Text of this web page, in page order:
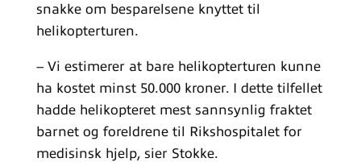
snakke om besparelsene knyttet til
helikopterturen.
– Vi estimerer at bare helikopterturen kunne
ha kostet minst 50.000 kroner. I dette tilfellet
hadde helikopteret mest sannsynlig fraktet
barnet og foreldrene til Rikshospitalet for
medisinsk hjelp, sier Stokke.